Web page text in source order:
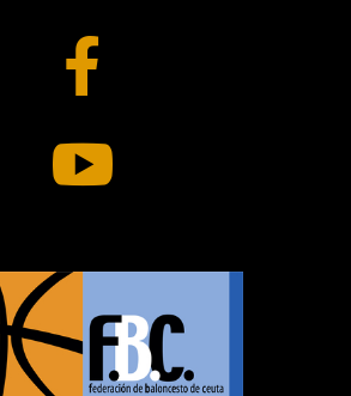

